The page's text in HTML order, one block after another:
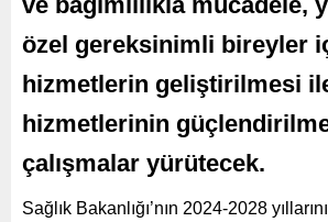
özel gereksinimli bireyler
hizmetlerin geliştirilmesi
hizmetlerinin
çalışmalar yürütecek.
Sağlık Bakanlığı’nın 2024-2028